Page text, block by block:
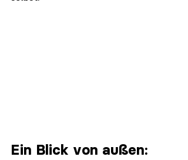
Ein Blick von außen: